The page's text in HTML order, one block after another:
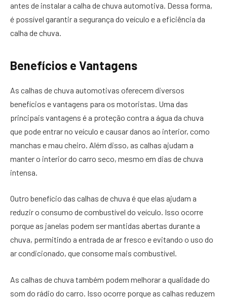
antes de instalar a calha de chuva automotiva. Dessa forma,
é possível garantir a segurança do veículo e a eficiência da
calha de chuva.
Benefícios e Vantagens
As calhas de chuva automotivas oferecem diversos
benefícios e vantagens para os motoristas. Uma das
principais vantagens é a proteção contra a água da chuva
que pode entrar no veículo e causar danos ao interior, como
manchas e mau cheiro. Além disso, as calhas ajudam a
manter o interior do carro seco, mesmo em dias de chuva
intensa.
Outro benefício das calhas de chuva é que elas ajudam a
reduzir o consumo de combustível do veículo. Isso ocorre
porque as janelas podem ser mantidas abertas durante a
chuva, permitindo a entrada de ar fresco e evitando o uso do
ar condicionado, que consome mais combustível.
As calhas de chuva também podem melhorar a qualidade do
som do rádio do carro. Isso ocorre porque as calhas reduzem